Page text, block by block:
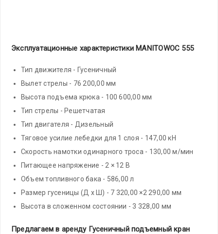
Эксплуатационные характеристики MANITOWOC 555
Тип движителя - Гусеничный
Вылет стрелы - 76 200,00 мм
Высота подъема крюка - 100 600,00 мм
Тип стрелы - Решетчатая
Тип двигателя - Дизельный
Тяговое усилие лебедки для 1 слоя - 147,00 кН
Скорость намотки одинарного троса - 130,00 м/мин
Питающее напряжение - 2 × 12 В
Объем топливного бака - 586,00 л
Размер гусеницы (Д х Ш) - 7 320,00 ×2 290,00 мм
Высота в сложенном состоянии - 3 328,00 мм
Предлагаемв аренду Гусеничный подъемный кран